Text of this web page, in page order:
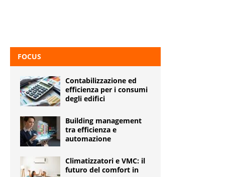
FOCUS
Contabilizzazione ed
efficienza per i consumi
degli edifici
Building management
tra efficienza e
automazione
Climatizzatori e VMC: il
futuro del comfort in